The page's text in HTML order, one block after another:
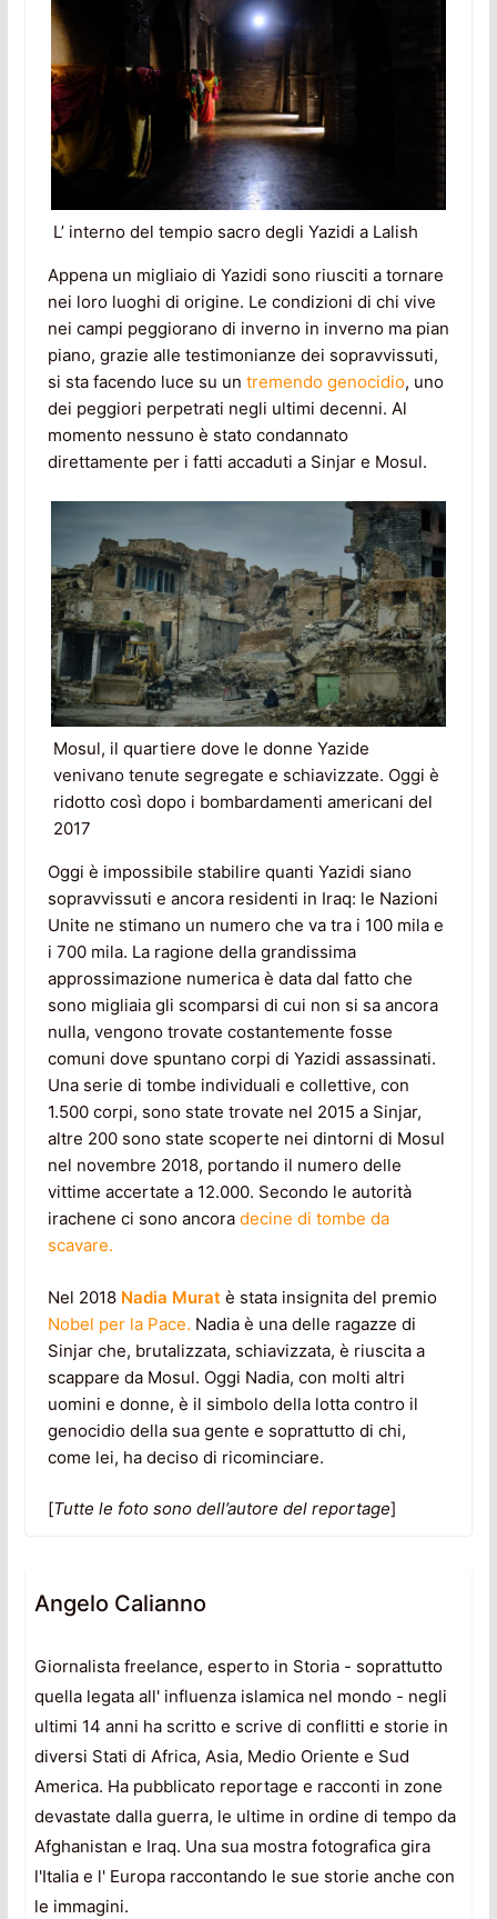
L’ interno del tempio sacro degli Yazidi a Lalish
Appena un migliaio di Yazidi sono riusciti a tornare
nei loro luoghi di origine. Le condizioni di chi vive
nei campi peggiorano di inverno in inverno ma pian
piano, grazie alle testimonianze dei sopravvissuti,
si sta facendo luce su un tremendo genocidio, uno
dei peggiori perpetrati negli ultimi decenni. Al
momento nessuno è stato condannato
direttamente per i fatti accaduti a Sinjar e Mosul.
Mosul, il quartiere dove le donne Yazide
venivano tenute segregate e schiavizzate. Oggi è
ridotto così dopo i bombardamenti americani del
2017
Oggi è impossibile stabilire quanti Yazidi siano
sopravvissuti e ancora residenti in Iraq: le Nazioni
Unite ne stimano un numero che va tra i 100 mila e
i 700 mila. La ragione della grandissima
approssimazione numerica è data dal fatto che
sono migliaia gli scomparsi di cui non si sa ancora
nulla, vengono trovate costantemente fosse
comuni dove spuntano corpi di Yazidi assassinati.
Una serie di tombe individuali e collettive, con
1.500 corpi, sono state trovate nel 2015 a Sinjar,
altre 200 sono state scoperte nei dintorni di Mosul
nel novembre 2018, portando il numero delle
vittime accertate a 12.000. Secondo le autorità
irachene ci sono ancoradecine di tombe da
scavare.
Nel 2018 Nadia Murat è stata insignita del premio
Nobel per la Pace. Nadia è una delle ragazze di
Sinjar che, brutalizzata, schiavizzata, è riuscita a
scappare da Mosul. Oggi Nadia, con molti altri
uomini e donne, è il simbolo della lotta contro il
genocidio della sua gente e soprattutto di chi,
come lei, ha deciso di ricominciare.
[Tutte le foto sono dell’autore del reportage]
Angelo Calianno
Giornalista freelance, esperto in Storia - soprattutto
quella legata all' influenza islamica nel mondo - negli
ultimi 14 anni ha scritto e scrive di conflitti e storie in
diversi Stati di Africa, Asia, Medio Oriente e Sud
America. Ha pubblicato reportage e racconti in zone
devastate dalla guerra, le ultime in ordine di tempo da
Afghanistan e Iraq. Una sua mostra fotografica gira
l'Italia e l' Europa raccontando le sue storie anche con
le immagini.